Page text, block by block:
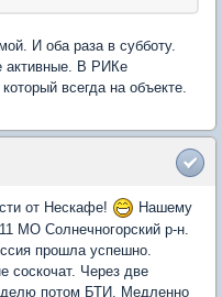
И оба раза в субботу.
активные. В РИКе
всегда на объекте.
от Нескафе!
Нашему
МО Солнечногорский р-н.
прошла успешно.
соскочат. Через две
потом БТИ. Медленно